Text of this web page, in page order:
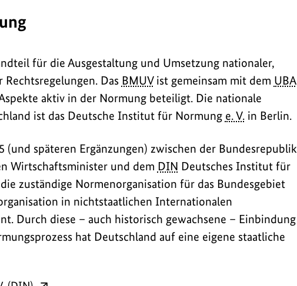
für die Ausgestaltung und Umsetzung nationaler,
Das BMUVist gemeinsam mit dem UBA
aktiv in der Normung beteiligt. Die nationale
ist das Deutsche Institut für Normung e. V.in Berlin.
(und späteren Ergänzungen) zwischen der Bundesrepublik
Wirtschaftsminister und dem DIN Deutsches Institut für
zuständige Normenorganisation für das Bundesgebiet
in nichtstaatlichen Internationalen
Durch diese – auch historisch gewachsene – Einbindung
hat Deutschland auf eine eigene staatliche